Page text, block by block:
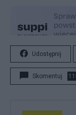
Udostępnij
Skomentuj